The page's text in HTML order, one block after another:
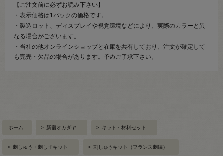
【ご注文前に必ずお読み下さい】
・表示価格は1パックの価格です。
・製造ロット、ディスプレイや視覚環境などにより、実際のカラーと異
なる場合がございます。
・当社の他オンラインショップと在庫を共有しており、注文が確定して
も完売・欠品の場合があります。予めご了承下さい。
ホーム > 新宿オカダヤ > キット・材料セット
> 刺しゅう・刺し子キット > 刺しゅうキット（フランス刺繍）